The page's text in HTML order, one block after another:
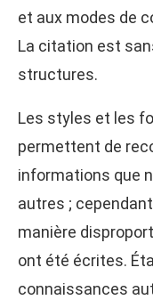
et aux modes de
La citation est
structures.
Les styles et les
permettent de
informations que
autres ;
manière
ont été écrites.
connaissances